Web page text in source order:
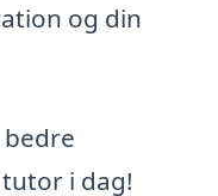
og din
i dag!